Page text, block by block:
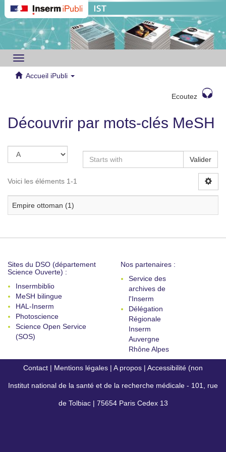
Toggle
navigation
Accueil iPubli
Ecoutez
Découvrir par mots-clés MeSH
Valider
Voici les éléments 1-1
Empire ottoman (1)
Sites du DSO (département
Science Ouverte) :
Insermbiblio
MeSH bilingue
HAL-Inserm
Photoscience
Science Open Service
(SOS)
Nos partenaires :
Service des
archives de
l'Inserm
Délégation
Régionale
Inserm
Auvergne
Rhône Alpes
Contact | Mentions légales | A propos | Accessibilité (non
conforme)
Institut national de la santé et de la recherche médicale - 101, rue
de Tolbiac | 75654 Paris Cedex 13